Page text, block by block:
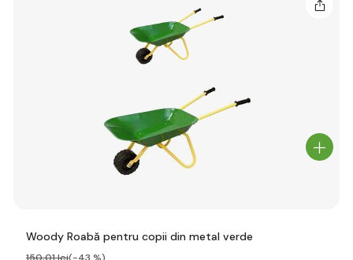
Woody Roabă pentru copii din metal verde